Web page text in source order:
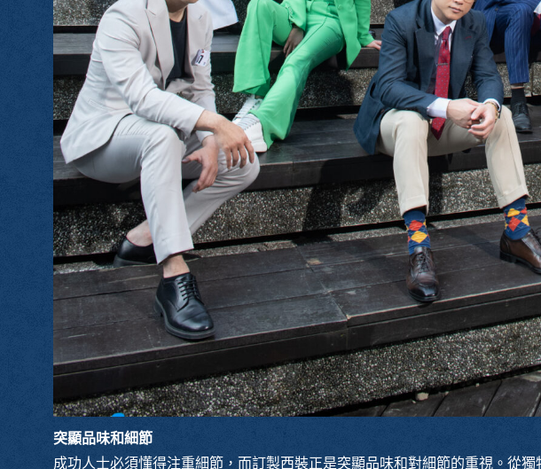
突顯品味和細節
成功人士必須懂得注重細節，而訂製西裝正是突顯品味和對細節的重視。從